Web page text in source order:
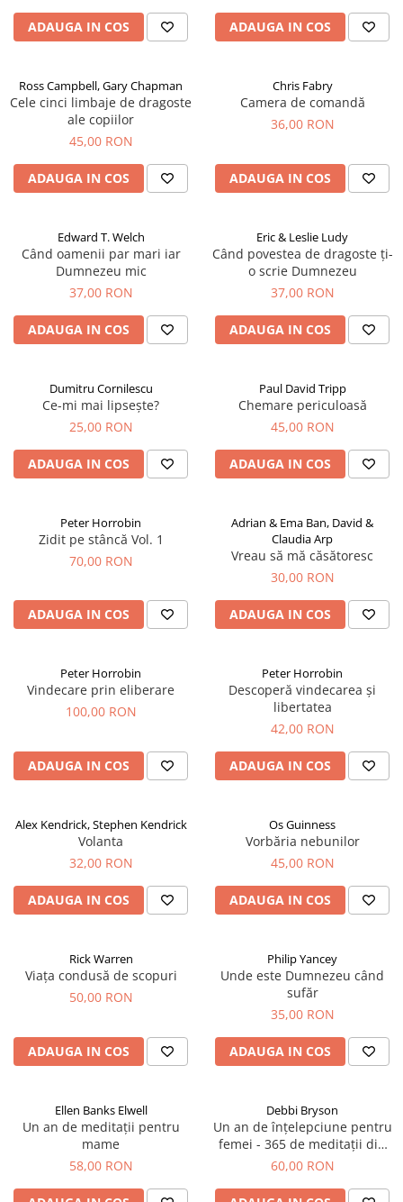
ADAUGA IN COS ADAUGA IN COS
Ross Campbell, Gary Chapman
Cele cinci limbaje de dragoste
ale copiilor
45,00 RON
ADAUGA IN COS
Chris Fabry
Camera de comandă
36,00 RON
ADAUGA IN COS
Edward T. Welch
Când oamenii par mari iar
Dumnezeu mic
37,00 RON
ADAUGA IN COS
Eric & Leslie Ludy
Când povestea de dragoste ți-
o scrie Dumnezeu
37,00 RON
ADAUGA IN COS
Dumitru Cornilescu
Ce-mi mai lipsește?
25,00 RON
ADAUGA IN COS
Paul David Tripp
Chemare periculoasă
45,00 RON
ADAUGA IN COS
Peter Horrobin
Zidit pe stâncă Vol. 1
70,00 RON
ADAUGA IN COS
Adrian & Ema Ban, David &
Claudia Arp
Vreau să mă căsătoresc
30,00 RON
ADAUGA IN COS
Peter Horrobin
Vindecare prin eliberare
100,00 RON
ADAUGA IN COS
Peter Horrobin
Descoperă vindecarea și
libertatea
42,00 RON
ADAUGA IN COS
Alex Kendrick, Stephen Kendrick
Volanta
32,00 RON
ADAUGA IN COS
Os Guinness
Vorbăria nebunilor
45,00 RON
ADAUGA IN COS
Rick Warren
Viața condusă de scopuri
50,00 RON
ADAUGA IN COS
Philip Yancey
Unde este Dumnezeu când
sufăr
35,00 RON
ADAUGA IN COS
Ellen Banks Elwell
Un an de meditații pentru
mame
58,00 RON
Debbi Bryson
Un an de înțelepciune pentru
femei - 365 de meditații din
Proverbe
60,00 RON